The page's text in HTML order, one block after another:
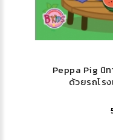
Peppa Pig นิ
ด้วยรถโร